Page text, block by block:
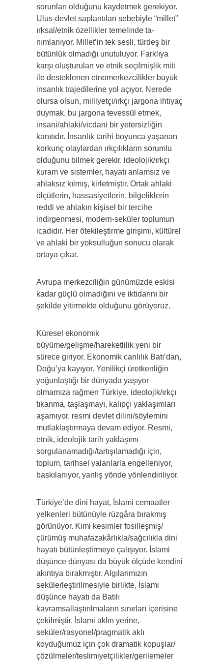
sorunları olduğunu kaydetmek gerekiyor.
Ulus-devlet saplan­tıları sebebiyle “millet”
ırksal/etnik özellikler temelinde ta­
nımlanıyor. Millet’in tek sesli, türdeş bir
bütünlük olmadığı unutuluyor. Farklıya
karşı oluşturulan ve etnik seçilmişlik miti
ile desteklenen etnomerkezcilikler büyük
insanlık trajedi­lerine yol açıyor. Nerede
olursa olsun, milliyetçi/ırkçı jargona ihtiyaç
duymak, bu jargona tevessül etmek,
insani/ahlaki/vicdani bir yetersizliğin
kanıtıdır. İnsanlık tarihi boyunca yaşanan
korkunç olaylardan ırkçılıkların sorumlu
olduğunu bilmek gerekir. ideolojik/ırkçı
kuram ve sistemler, hayatı anlamsız ve
ahlaksız kılmış, kirletmiştir. Ortak ahlaki
ölçütlerin, hassasiyetlerin, bilgeliklerin
reddi ve ahlakın kişisel bir tercihe
indirgenmesi, modern-seküler toplumun
icadıdır. Her ötekileştirme girişimi, kültürel
ve ahlaki bir yoksulluğun sonucu olarak
ortaya çıkar.
Avrupa merkezciliğin günümüzde eskisi
kadar güçlü olma­dığını ve iktidarını bir
şekilde yitirmekte olduğunu görüyoruz.
Küresel ekonomik
büyüme/gelişme/hareketlilik yeni bir
sürece giriyor. Ekonomik canlılık Batı’dan,
Doğu’ya kayıyor. Yeni­likçi üretkenliğin
yoğunlaştığı bir dünyada yaşıyor
olmamıza rağmen Türkiye, ideolojik/ırkçı
tıkanma, taşlaşmayı, kalıp­çı yaklaşımları
aşamıyor, resmi devlet dilini/söylemini
mutlaklaştırmaya devam ediyor. Resmi,
etnik, ideolojik tarih yaklaşımı
sorgulanamadığı/tartışılamadığı için,
toplum, ta­rihsel yalanlarla engelleniyor,
baskılanıyor, yanlış yönde yönlendiriliyor.
Türkiye’de dini hayat, İslami cemaatler
yelkenleri bütünüyle rüzgâra bırakmış
görünüyor. Kimi kesimler fosilleşmiş/
çürümüş muhafazakârlıkla/sağcılıkla dini
hayatı bütünleş­tirmeye çalışıyor. İslami
düşünce dünyası da büyük ölçüde kendini
akıntıya bırakmıştır. Algılarımızın
sekülerleştirilmesiyle birlikte, İslami
düşünce hayatı da Batılı
kavramsallaştırılmaların sınırları içerisine
çekilmiştir. İslami ak­lın yerine,
seküler/rasyonel/pragmatik aklı
koyduğumuz için çok dramatik kopuşlar/
çözülmeler/teslimiyetçilikler/gerile­meler